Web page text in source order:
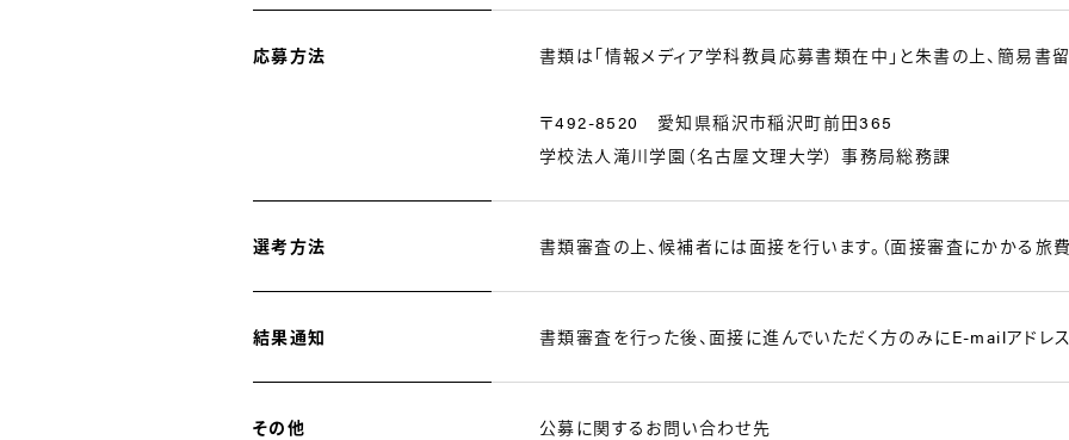
応募方法 書類は「情報メディア学科教員応募書類在中」と朱書の上、簡易書留
〒492-8520 愛知県稲沢市稲沢町前田365
学校法人滝川学園（名古屋文理大学） 事務局総務課
選考方法 書類審査の上、候補者には面接を行います。（面接審査にかかる旅
結果通知 書類審査を行った後、面接に進んでいただく方のみにE-mailアドレ
その他
公募に関するお問い合わせ先